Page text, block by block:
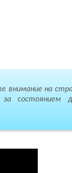
внимание на
состоянием